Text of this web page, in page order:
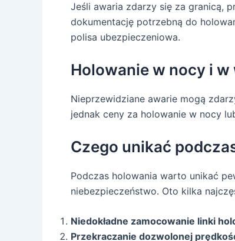
Jeśli awaria zdarzy się za granicą,
dokumentację potrzebną do
polisa ubezpieczeniowa.
Holowanie w nocy i w
Nieprzewidziane awarie mogą
jednak ceny za holowanie w nocy
Czego unikać
Podczas holowania warto unikać
niebezpieczeństwo. Oto kilka
Niedokładne zamocowanie linki
Przekraczanie dozwolonej